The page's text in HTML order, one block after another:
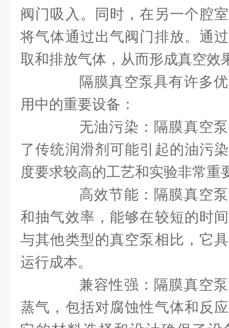
阀门吸入。同时，在另一个腔
将气体通过出气阀门排放。通
取和排放气体，从而形成真空效
隔膜真空泵具有许多优
用中的重要设备：
无油污染：隔膜真空泵
了传统润滑剂可能引起的油污
度要求较高的工艺和实验非常重
高效节能：隔膜真空泵
和抽气效率，能够在较短的时
与其他类型的真空泵相比，它
运行成本。
兼容性强：隔膜真空泵
蒸气，包括对腐蚀性气体和反